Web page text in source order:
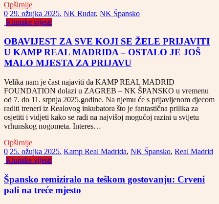
Opširnije
0 29. ožujka 2025. NK Rudar, NK Špansko
Klupske vijesti
OBAVIJEST ZA SVE KOJI SE ŽELE PRIJAVITI
U KAMP REAL MADRIDA – OSTALO JE JOŠ
MALO MJESTA ZA PRIJAVU
Velika nam je čast najaviti da KAMP REAL MADRID
FOUNDATION dolazi u ZAGREB – NK ŠPANSKO u vremenu
od 7. do 11. srpnja 2025.godine. Na njemu će s prijavljenom djecom
raditi treneri iz Realovog inkubatora što je fantastična prilika za
osjetiti i vidjeti kako se radi na najvišoj mogućoj razini u svijetu
vrhunskog nogometa. Interes…
Opširnije
0 25. ožujka 2025. Kamp Real Madrida, NK Špansko, Real Madrid
Klupske vijesti
Špansko remiziralo na teškom gostovanju: Crveni
pali na treće mjesto